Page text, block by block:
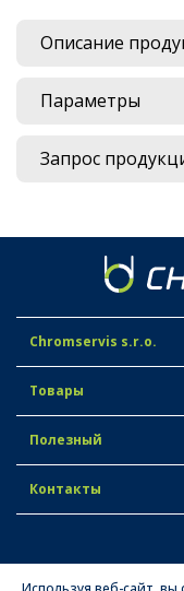
Описание
Параметры
Запрос
Chromservis s.r.o.
Товары
Полезный
Контакты